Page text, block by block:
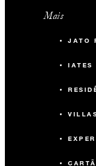
Mais
JATO
IATES